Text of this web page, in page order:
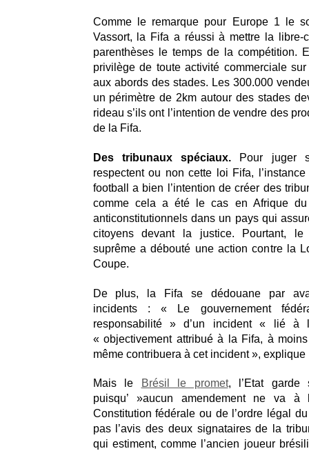
Comme le remarque pour Europe 1 le
Vassort, la Fifa a réussi à mettre la libre-
parenthèses le temps de la compétition.
privilège de toute activité commerciale
aux abords des stades. Les 300.000
un périmètre de 2km autour des stades
rideau s’ils ont l’intention de vendre des
de la Fifa.
Des tribunaux spéciaux. Pour juger
respectent ou non cette loi Fifa,
football a bien l’intention de créer des
comme cela a été le cas en Afrique du
anticonstitutionnels dans un pays qui
citoyens devant la justice. Pourtant, le
suprême a débouté une action contre la
Coupe.
De plus, la Fifa se dédouane par
incidents : « Le gouvernement
responsabilité » d’un incident « lié à
« objectivement attribué à la Fifa, à
même contribuera à cet incident », explique
Mais le Brésil le promet, l’Etat garde
puisqu’ »aucun amendement ne va à
Constitution fédérale ou de l’ordre légal
pas l’avis des deux signataires de la
qui estiment, comme l’ancien joueur